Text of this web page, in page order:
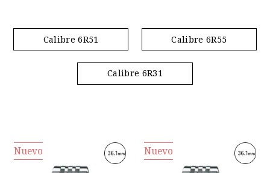
Calibre 6R51 Calibre 6R55
Calibre 6R31
Nuevo Nuevo